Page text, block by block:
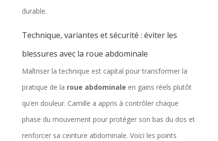
durable.
Technique, variantes et sécurité : éviter les
blessures avec la roue abdominale
Maîtriser la technique est capital pour transformer la
pratique de la roue abdominale en gains réels plutôt
qu’en douleur. Camille a appris à contrôler chaque
phase du mouvement pour protéger son bas du dos et
renforcer sa ceinture abdominale. Voici les points